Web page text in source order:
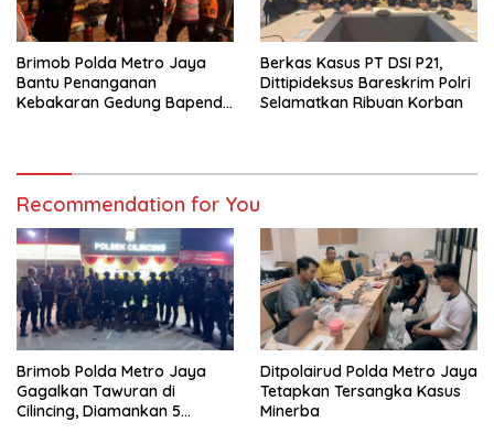
Brimob Polda Metro Jaya
Bantu Penanganan
Kebakaran Gedung Bapenda
Berkas Kasus PT DSI P21,
Dittipideksus Bareskrim Polri
Selamatkan Ribuan Korban
Recommendation for You
Brimob Polda Metro Jaya
Gagalkan Tawuran di
Cilincing, Diamankan 5
Ditpolairud Polda Metro Jaya
Tetapkan Tersangka Kasus
Minerba